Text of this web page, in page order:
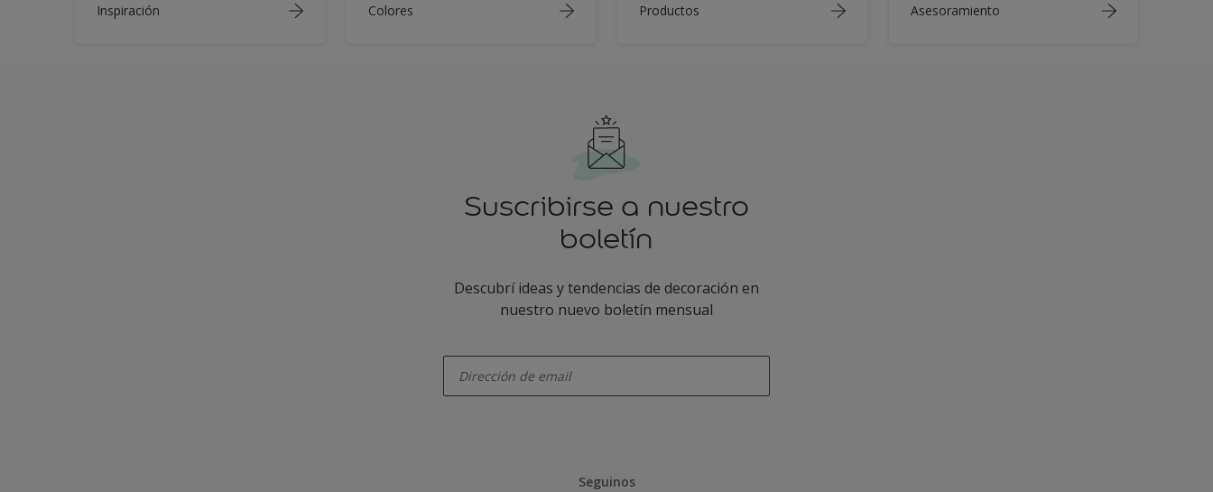
Inspiración Colores Productos Asesoramiento
Suscribirse a nuestro
boletín
Descubrí ideas y tendencias de decoración en
nuestro nuevo boletín mensual
Seguinos